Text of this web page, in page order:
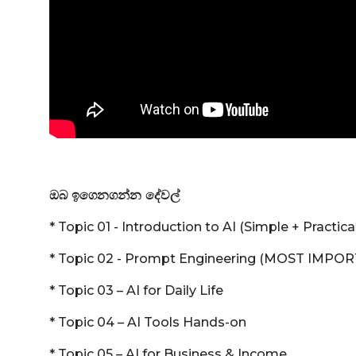
ඔබ ඉගෙනගන්න දේවල්
* Topic 01 - Introduction to AI (Simple +
* Topic 02 - Prompt Engineering (MOST
* Topic 03 – AI for Daily Life
* Topic 04 – AI Tools Hands-on